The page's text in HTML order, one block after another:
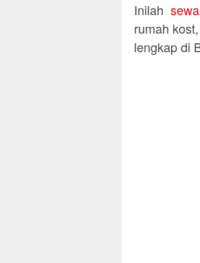
Inilah
rumah
lengkap di